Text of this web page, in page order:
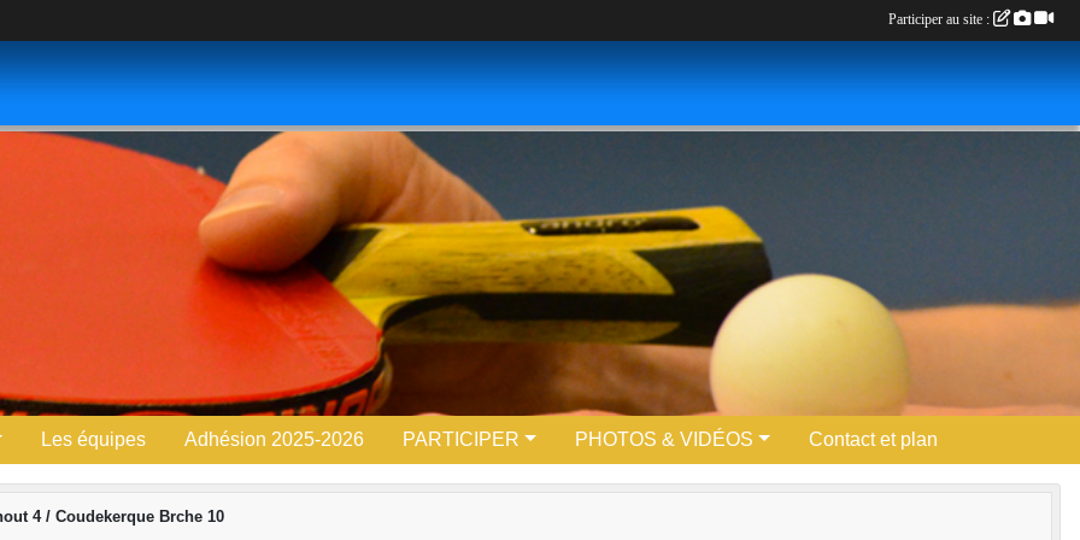
Les équipes Adhésion 2025-2026 PARTICIPER PHOTOS & VIDÉOS Contact et plan
4 / Coudekerque Brche 10
Participer au site :